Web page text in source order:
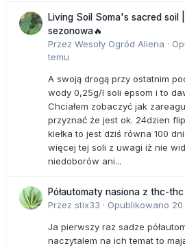
Living Soil Soma's sacred soil
sezonowa🔥
Przez Wesoły Ogród Aliena ·
temu
A swoją drogą przy ostatnim
wody 0,25g/l soli epsom i to
Chciałem zobaczyć jak
przyznać że jest ok. 24dzien
kiełka to jest dziś równa 100
więcej tej soli z uwagi iż nie
niedoborów ani...
Półautomaty nasiona z thc-thc
Przez stix33 · Opublikowano
Ja pierwszy raz sadze
naczytalem na ich temat to